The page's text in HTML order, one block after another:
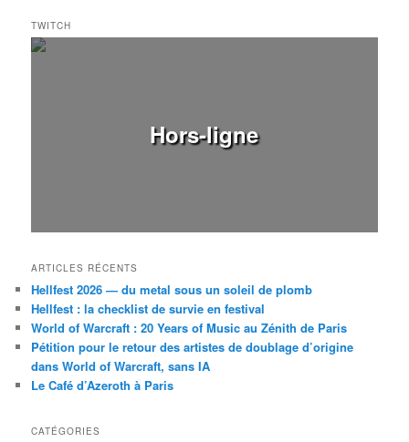
TWITCH
Hors-ligne
ARTICLES RÉCENTS
Hellfest 2026 — du metal sous un soleil de plomb
Hellfest : la checklist de survie en festival
World of Warcraft : 20 Years of Music au Zénith de Paris
Pétition pour le retour des artistes de doublage d’origine
dans World of Warcraft, sans IA
Le Café d’Azeroth à Paris
CATÉGORIES